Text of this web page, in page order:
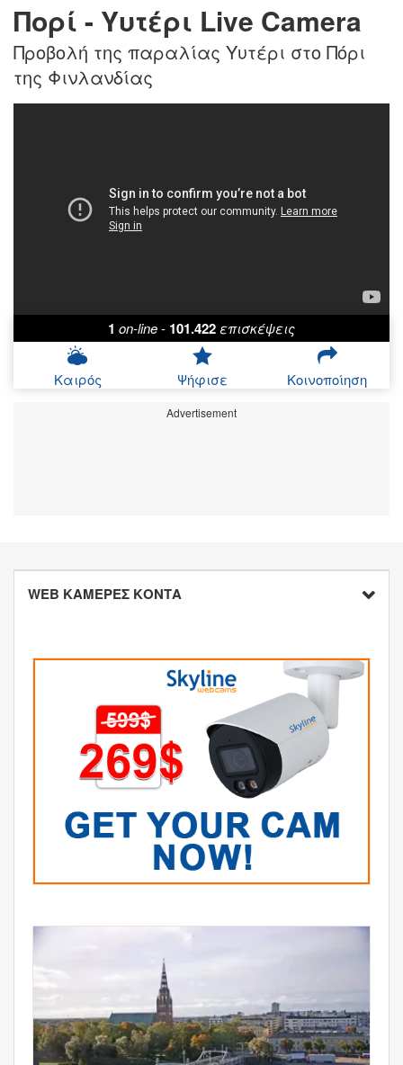
Πορί - Υυτέρι Live Camera
Προβολή της παραλίας Υυτέρι στο Πόρι
της Φινλανδίας
1 on-line- 101.422επισκέψεις
Καιρός Ψήφισε Κοινοποίηση
Advertisement
WEB ΚΑΜΕΡΕΣ ΚΟΝΤΑ